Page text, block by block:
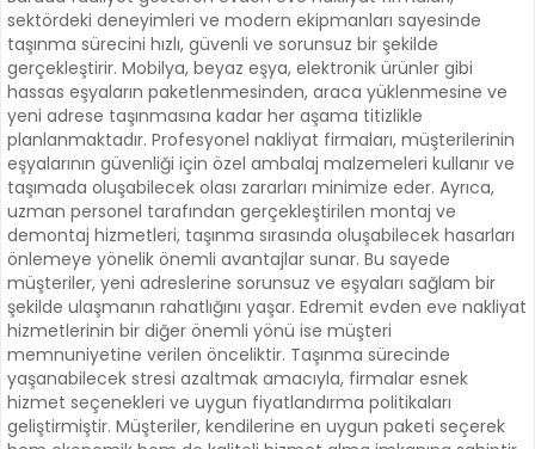
sektördeki deneyimleri ve modern ekipmanları sayesinde
taşınma sürecini hızlı, güvenli ve sorunsuz bir şekilde
gerçekleştirir. Mobilya, beyaz eşya, elektronik ürünler gibi
hassas eşyaların paketlenmesinden, araca yüklenmesine ve
yeni adrese taşınmasına kadar her aşama titizlikle
planlanmaktadır. Profesyonel nakliyat firmaları, müşterilerinin
eşyalarının güvenliği için özel ambalaj malzemeleri kullanır ve
taşımada oluşabilecek olası zararları minimize eder. Ayrıca,
uzman personel tarafından gerçekleştirilen montaj ve
demontaj hizmetleri, taşınma sırasında oluşabilecek hasarları
önlemeye yönelik önemli avantajlar sunar. Bu sayede
müşteriler, yeni adreslerine sorunsuz ve eşyaları sağlam bir
şekilde ulaşmanın rahatlığını yaşar. Edremit evden eve nakliyat
hizmetlerinin bir diğer önemli yönü ise müşteri
memnuniyetine verilen önceliktir. Taşınma sürecinde
yaşanabilecek stresi azaltmak amacıyla, firmalar esnek
hizmet seçenekleri ve uygun fiyatlandırma politikaları
geliştirmiştir. Müşteriler, kendilerine en uygun paketi seçerek